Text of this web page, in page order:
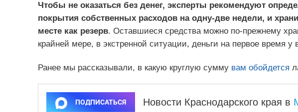
Чтобы не оказаться без денег, эксперты рекомендуют
покрытия собственных расходов на одну-две недели, и
месте как резерв. Оставшиеся средства можно по-прежнему
крайней мере, в экстренной ситуации, деньги на первое время у
Ранее мы рассказывали, в какую круглую сумму вам обойдется
ПОДПИСАТЬСЯ Новости Краснодарского края в